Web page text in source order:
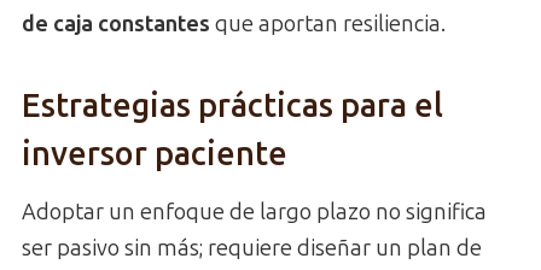
de caja constantes que aportan resiliencia.
Estrategias prácticas para el
inversor paciente
Adoptar un enfoque de largo plazo no significa
ser pasivo sin más; requiere diseñar un plan de